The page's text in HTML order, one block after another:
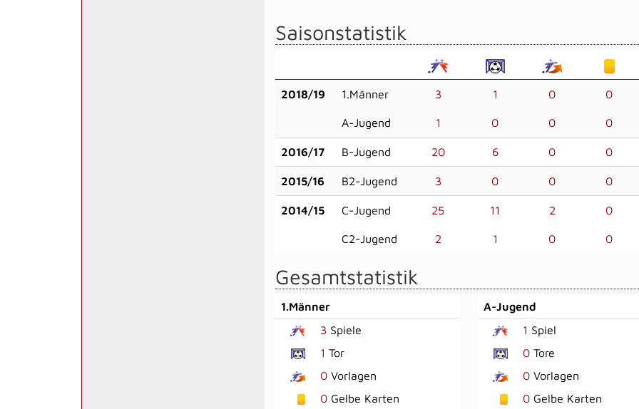
Saisonstatistik
2018/19 1.Männer 3 1 0 0
A-Jugend 1 0 0 0
2016/17 B-Jugend 20 6 0 0
2015/16 B2-Jugend 3 0 0 0
2014/15 C-Jugend 25 11 2 0
C2-Jugend 2 1 0 0
Gesamtstatistik
1.Männer
3 Spiele
1 Tor
0 Vorlagen
0 Gelbe Karten
A-Jugend
1 Spiel
0Tore
0Vorlagen
0Gelbe Karten